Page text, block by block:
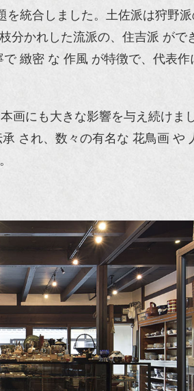
統合しました。土佐派は狩野
分かれした流派の、住吉派 がで
緻密 な 作風 が特徴で、代表
画にも大きな影響を与え続けま
され、数々の有名な 花鳥画 や